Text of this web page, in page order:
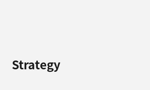
Strategy